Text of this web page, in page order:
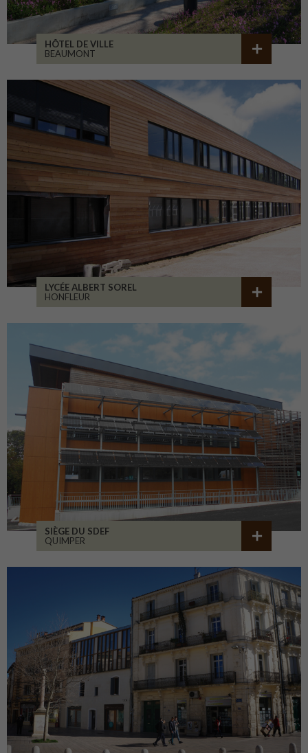
HÔTEL DE VILLE
BEAUMONT
LYCÉE ALBERT SOREL
HONFLEUR
SIÈGE DU SDEF
QUIMPER